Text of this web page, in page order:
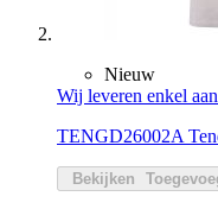
Nieuw
Wij leveren enkel
TENGD26002A
Bekijken